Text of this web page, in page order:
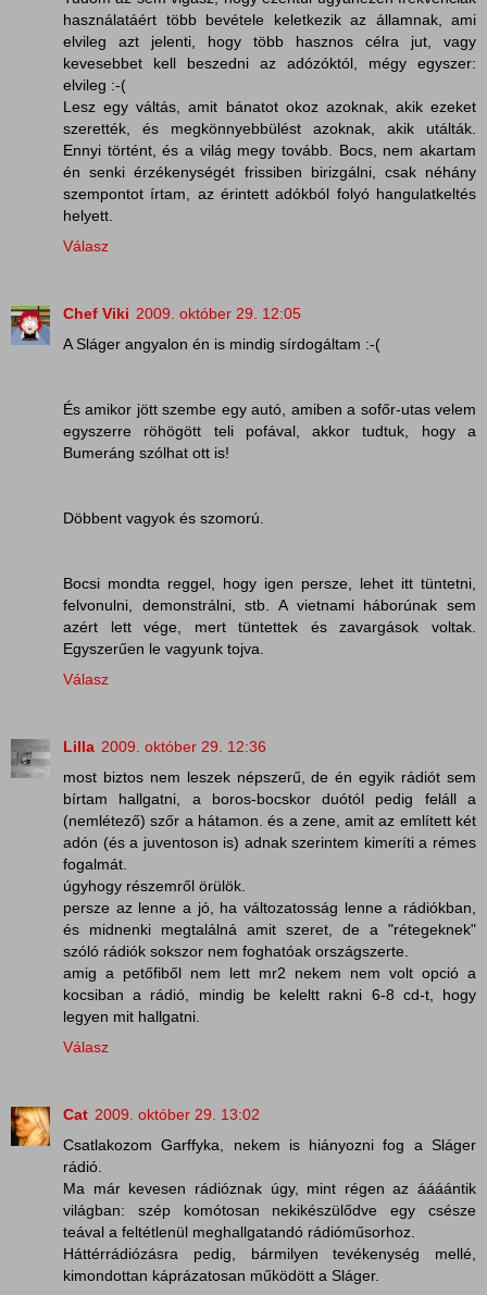
használatáért több bevétele keletkezik az államnak, ami
elvileg azt jelenti, hogy több hasznos célra jut, vagy
kevesebbet kell beszedni az adózóktól, mégy egyszer:
elvileg :-(
Lesz egy váltás, amit bánatot okoz azoknak, akik ezeket
szerették, és megkönnyebbülést azoknak, akik utálták.
Ennyi történt, és a világ megy tovább. Bocs, nem akartam
én senki érzékenységét frissiben birizgálni, csak néhány
szempontot írtam, az érintett adókból folyó hangulatkeltés
helyett.
Válasz
Chef Viki 2009. október 29. 12:05
A Sláger angyalon én is mindig sírdogáltam :-(
És amikor jött szembe egy autó, amiben a sofőr-utas velem
egyszerre röhögött teli pofával, akkor tudtuk, hogy a
Bumeráng szólhat ott is!
Döbbent vagyok és szomorú.
Bocsi mondta reggel, hogy igen persze, lehet itt tüntetni,
felvonulni, demonstrálni, stb. A vietnami háborúnak sem
azért lett vége, mert tüntettek és zavargások voltak.
Egyszerűen le vagyunk tojva.
Válasz
Lilla 2009. október 29. 12:36
most biztos nem leszek népszerű, de én egyik rádiót sem
bírtam hallgatni, a boros-bocskor duótól pedig feláll a
(nemlétező) szőr a hátamon. és a zene, amit az említett két
adón (és a juventoson is) adnak szerintem kimeríti a rémes
fogalmát.
úgyhogy részemről örülök.
persze az lenne a jó, ha változatosság lenne a rádiókban,
és midnenki megtalálná amit szeret, de a "rétegeknek"
szóló rádiók sokszor nem foghatóak országszerte.
amig a petőfiből nem lett mr2 nekem nem volt opció a
kocsiban a rádió, mindig be keleltt rakni 6-8 cd-t, hogy
legyen mit hallgatni.
Válasz
Cat 2009. október 29. 13:02
Csatlakozom Garffyka, nekem is hiányozni fog a Sláger
rádió.
Ma már kevesen rádióznak úgy, mint régen az áááántik
világban: szép komótosan nekikészülődve egy csésze
teával a feltétlenül meghallgatandó rádióműsorhoz.
Háttérrádiózásra pedig, bármilyen tevékenység mellé,
kimondottan káprázatosan működött a Sláger.